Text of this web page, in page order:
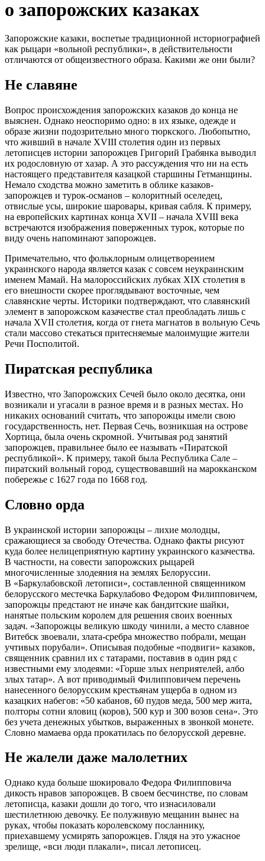
о запорожских казаках
Запорожские казаки, воспетые традиционной историографией
как рыцари «вольной республики», в действительности
отличаются от общеизвестного образа. Какими же они были?
Не славяне
Вопрос происхождения запорожских казаков до конца не
выяснен. Однако неоспоримо одно: в их языке, одежде и
образе жизни подозрительно много тюркского. Любопытно,
что живший в начале XVIII столетия один из первых
летописцев истории запорожцев Григорий Грабянка выводил
их родословную от хазар. А это рассуждения что ни на есть
настоящего представителя казацкой старшины Гетманщины.
Немало сходства можно заметить в облике казаков-
запорожцев и турок-османов – колоритный оселедец,
отвислые усы, широкие шаровары, кривая сабля. К примеру,
на европейских картинах конца XVII – начала XVIII века
встречаются изображения поверженных турок, которые по
виду очень напоминают запорожцев.
Примечательно, что фольклорным олицетворением
украинского народа является казак с совсем неукраинским
именем Мамай. На малороссийских лубках XIX столетия в
его внешности скорее проглядывают восточные, чем
славянские черты. Историки подтверждают, что славянский
элемент в запорожском казачестве стал преобладать лишь с
начала XVII столетия, когда от гнета магнатов в вольную Сечь
стали массово стекаться притесняемые малоимущие жители
Речи Посполитой.
Пиратская республика
Известно, что Запорожских Сечей было около десятка, они
возникали и угасали в разное время и в разных местах. Но
никаких оснований считать, что запорожцы имели свою
государственность, нет. Первая Сечь, возникшая на острове
Хортица, была очень скромной. Учитывая род занятий
запорожцев, правильнее было ее называть «Пиратской
республикой». К примеру, такой была Республика Сале –
пиратский вольный город, существовавший на марокканском
побережье с 1627 года по 1668 год.
Словно орда
В украинской истории запорожцы – лихие молодцы,
сражающиеся за свободу Отечества. Однако факты рисуют
куда более нелицеприятную картину украинского казачества.
В частности, на совести запорожских рыцарей
многочисленные злодеяния на землях Белоруссии.
В «Баркулабовской летописи», составленной священником
белорусского местечка Баркулабово Федором Филипповичем,
запорожцы предстают не иначе как бандитские шайки,
нанятые польским королем для решения своих военных
задач. «Запорожцы великую шкоду чинили, а место славное
Витебск звоевали, злата-сребра множество побрали, мещан
учтивых порубали». Описывая подобные «подвиги» казаков,
священник сравнил их с татарами, поставив в один ряд с
известными ему злодеями: «Горше злых неприятелей, албо
злых татар». А вот приводимый Филипповичем перечень
нанесенного белорусским крестьянам ущерба в одном из
казацких набегов: «50 кабанов, 60 пудов меда, 500 мер жита,
полторы сотни яловиц (коров), 500 кур и 300 возов сена». Это
без учета денежных убытков, выраженных в звонкой монете.
Словно мамаева орда прокатилась по белорусской деревне.
Не жалели даже малолетних
Однако куда больше шокировало Федора Филипповича
дикость нравов запорожцев. В своем бесчинстве, по словам
летописца, казаки дошли до того, что изнасиловали
шестилетнюю девочку. Ее полуживую мещанин вынес на
руках, чтобы показать королевскому посланнику,
приехавшему усмирять запорожцев. Глядя на это ужасное
зрелище, «вси люди плакали», писал летописец.